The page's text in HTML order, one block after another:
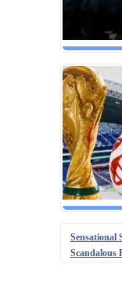
Sensational
Scandalous